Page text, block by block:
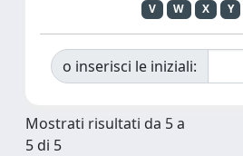
V
W X Y
o inserisci le iniziali:
Mostrati risultati da 5 a
5 di 5